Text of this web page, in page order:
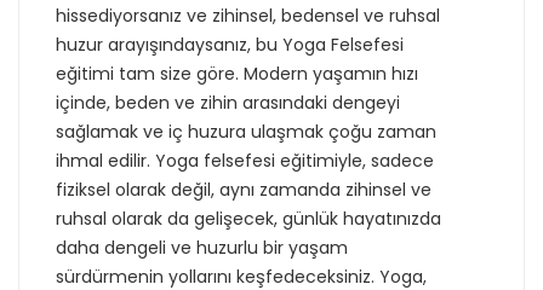
hissediyorsanız ve zihinsel, bedensel ve ruhsal
huzur arayışındaysanız, bu Yoga Felsefesi
eğitimi tam size göre. Modern yaşamın hızı
içinde, beden ve zihin arasındaki dengeyi
sağlamak ve iç huzura ulaşmak çoğu zaman
ihmal edilir. Yoga felsefesi eğitimiyle, sadece
fiziksel olarak değil, aynı zamanda zihinsel ve
ruhsal olarak da gelişecek, günlük hayatınızda
daha dengeli ve huzurlu bir yaşam
sürdürmenin yollarını keşfedeceksiniz. Yoga,